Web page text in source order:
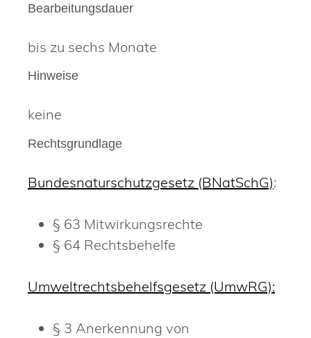
Bearbeitungsdauer
bis zu sechs Monate
Hinweise
keine
Rechtsgrundlage
Bundesnaturschutzgesetz (BNatSchG):
§ 63 Mitwirkungsrechte
§ 64 Rechtsbehelfe
Umweltrechtsbehelfsgesetz (UmwRG):
§ 3 Anerkennung von